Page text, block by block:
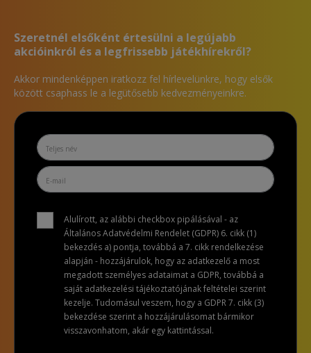
Szeretnél elsőként értesülni a legújabb
akcióinkról és a legfrissebb játékhírekről?
Akkor mindenképpen iratkozz fel hírlevelünkre, hogy elsők
között csaphass le a legütősebb kedvezményeinkre.
Alulírott, az alábbi checkbox pipálásával - az
Általános Adatvédelmi Rendelet (GDPR) 6. cikk (1)
bekezdés a) pontja, továbbá a 7. cikk rendelkezése
alapján - hozzájárulok, hogy az adatkezelő a most
megadott személyes adataimat a GDPR, továbbá a
saját adatkezelési tájékoztatójának feltételei szerint
kezelje. Tudomásul veszem, hogy a GDPR 7. cikk (3)
bekezdése szerint a hozzájárulásomat bármikor
visszavonhatom, akár egy kattintással.